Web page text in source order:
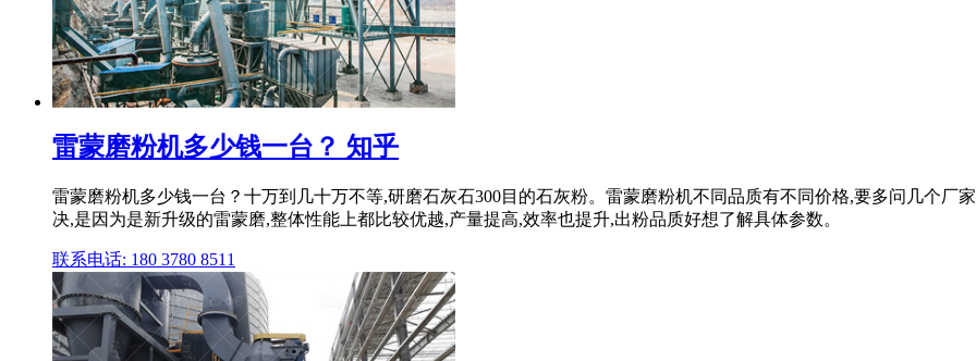
雷蒙磨粉机多少钱一台？ 知乎
雷蒙磨粉机多少钱一台？十万到几十万不等,研磨石灰石300目的石灰粉。雷蒙磨粉机不同品质有不同价格,要多问几个厂
决,是因为是新升级的雷蒙磨,整体性能上都比较优越,产量提高,效率也提升,出粉品质好想了解具体参数。
联系电话: 180 3780 8511